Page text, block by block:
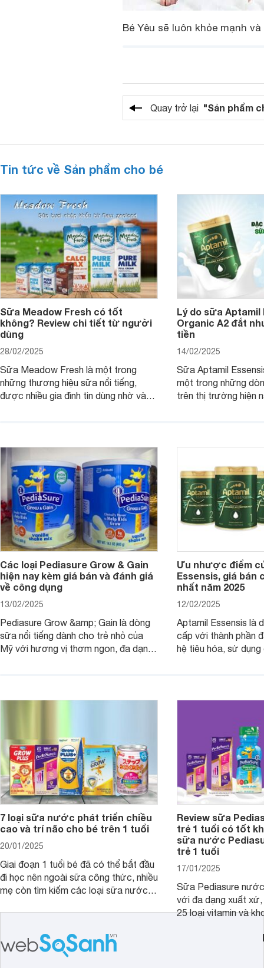
Bé Yêu sẽ luôn khỏe mạnh
Quay trở lại "Sản phẩm
Tin tức về Sản phẩm cho bé
Sữa Meadow Fresh có tốt
không? Review chi tiết từ người
dùng
28/02/2025
Sữa Meadow Fresh là một trong
những thương hiệu sữa nổi tiếng,
được nhiều gia đình tin dùng nhờ vào
dưỡng có gì đặc biệt? Giá sữa
Meadow Fresh trên thị trường hiện
nay ra sao? Hãy cùng tìm hiểu ngay.
Lý do sữa Aptamil
Organic A2 đắt
tiền
14/02/2025
Sữa Aptamil
một trong những
trên thị trường hiện
hơn so với các
4 yếu tố sau.
Các loại Pediasure Grow & Gain
hiện nay kèm giá bán và đánh giá
về công dụng
13/02/2025
Pediasure Grow &amp; Gain là dòng
sữa nổi tiếng dành cho trẻ nhỏ của
Mỹ với hương vị thơm ngon, đa dạng
Pediasure Grow &amp; Gain hiện nay
Ưu nhược điểm
Essensis, giá bán
nhất năm 2025
12/02/2025
Aptamil Essensis là
cấp với thành phần
hệ tiêu hóa, sử
cùng Websosanh.vn
7 loại sữa nước phát triển chiều
cao và trí não cho bé trên 1 tuổi
20/01/2025
Giai đoạn 1 tuổi bé đã có thể bắt đầu
đi học nên ngoài sữa công thức, nhiều
mẹ còn tìm kiếm các loại sữa nước
trẻ. Dưới đây là 7 loại sữa nước phát
1 tuổi tốt mà mẹ bỉm nên lựa chọn.
Review sữa
trẻ 1 tuổi có tốt
sữa nước
trẻ 1 tuổi
17/01/2025
Sữa Pediasure
với đa dạng xuất
25 loại vitamin và